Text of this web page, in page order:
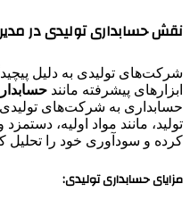
نقش حسابداری تولیدی در
شرکت‌های تولیدی به دلیل
ابزارهای پیشرفته مانند
حسابداری به شرکت‌های
تولید، مانند مواد اولیه،
کرده و سودآوری خود را تحلیل
مزایای حسابداری تولیدی: